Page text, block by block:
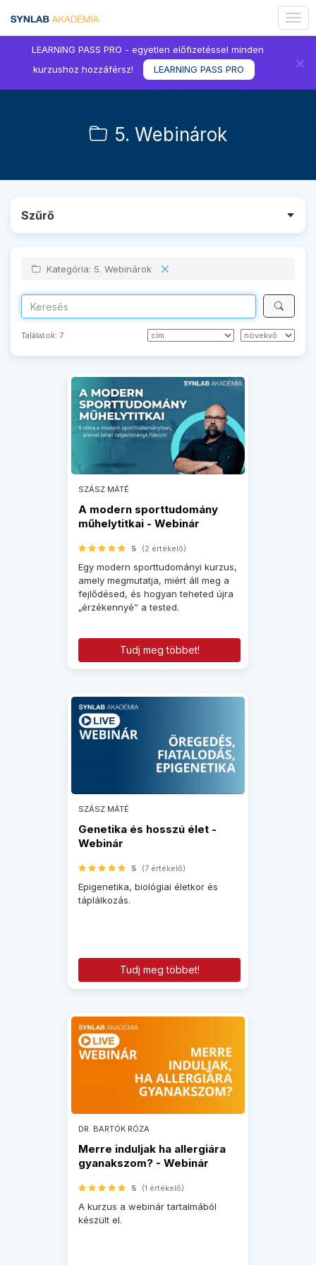
LEARNING PASS PRO - egyetlen előfizetéssel minden
kurzushoz hozzáférsz!
LEARNING PASS PRO ×
5. Webinárok
Szűrő
Kategória: 5. Webinárok
Találatok: 7
SZÁSZ MÁTÉ
A modern sporttudomány
műhelytitkai - Webinár
5 (2 értékelő)
Egy modern sporttudományi kurzus,
amely megmutatja, miért áll meg a
fejlődésed, és hogyan teheted újra
„érzékennyé” a tested.
Tudj meg többet!
SZÁSZ MÁTÉ
Genetika és hosszú élet -
Webinár
5 (7 értékelő)
Epigenetika, biológiai életkor és
táplálkozás.
Tudj meg többet!
DR. BARTÓK RÓZA
Merre induljak ha allergiára
gyanakszom? - Webinár
5 (1 értékelő)
A kurzus a webinár tartalmából
készült el.